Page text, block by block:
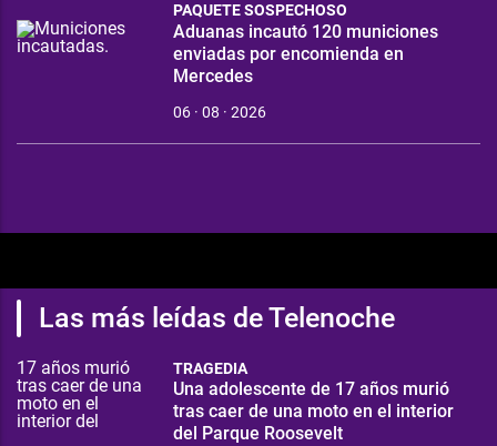
PAQUETE SOSPECHOSO
Aduanas incautó 120 municiones
enviadas por encomienda en
Mercedes
06 · 08 · 2026
Las más leídas de Telenoche
TRAGEDIA
Una adolescente de 17 años murió
tras caer de una moto en el interior
del Parque Roosevelt